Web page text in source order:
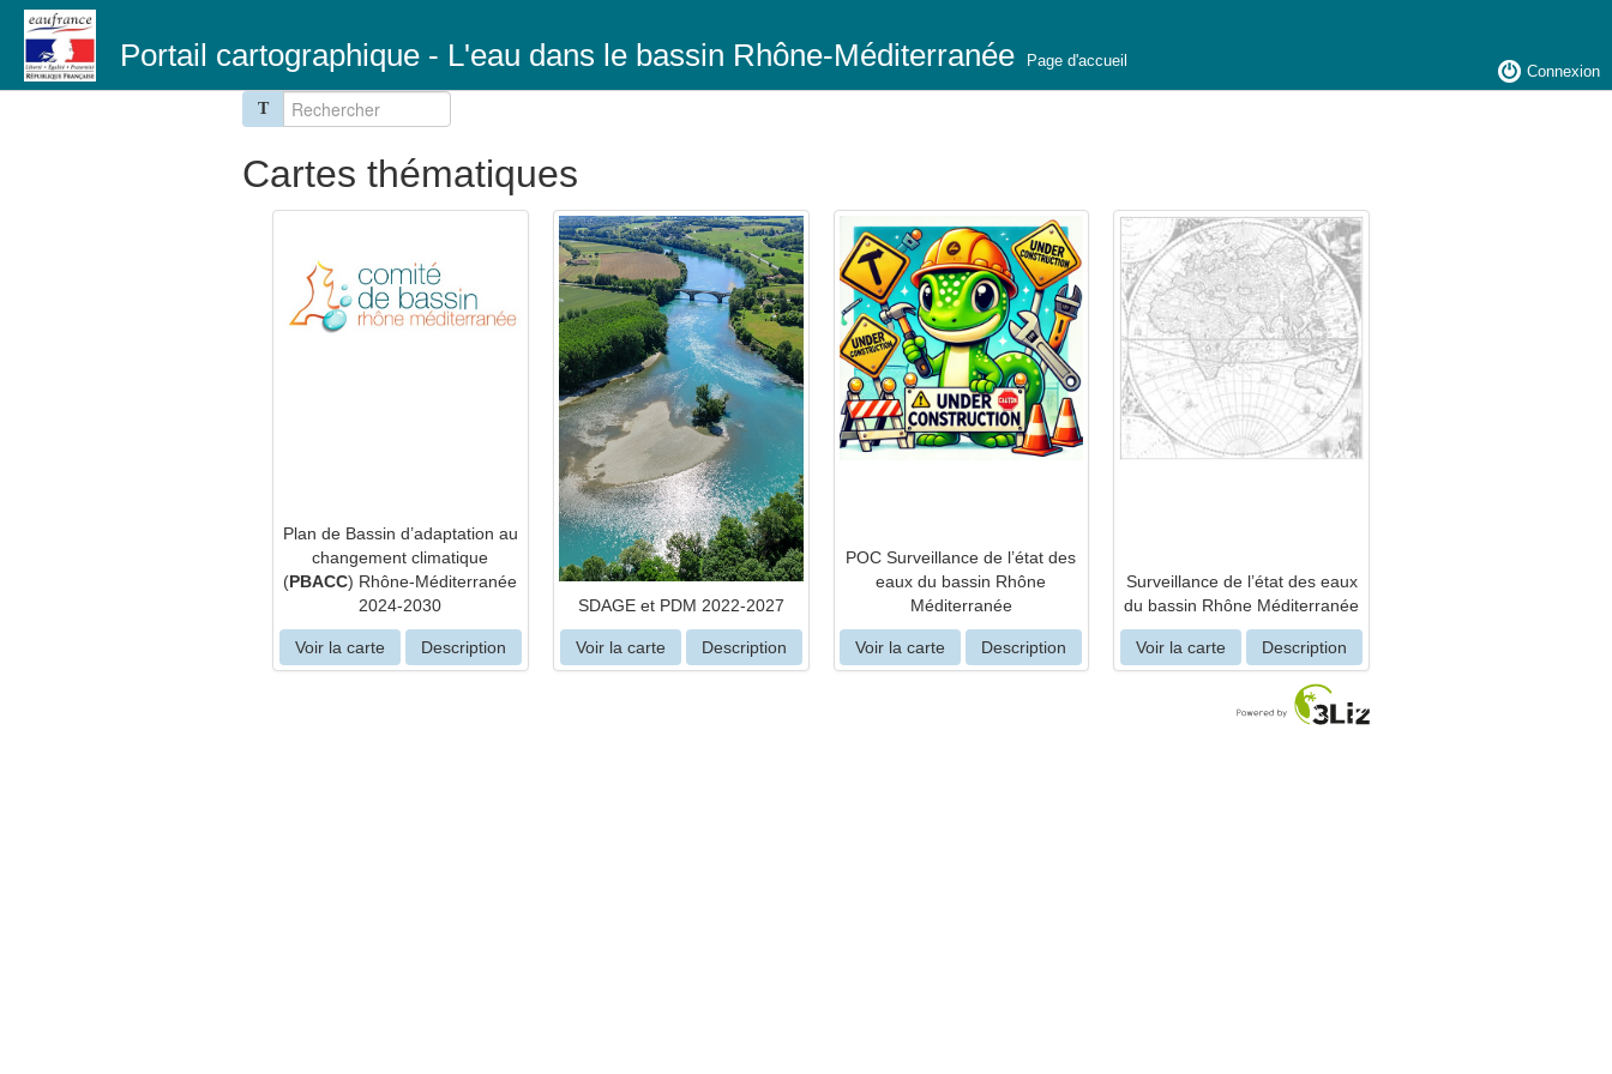
Portail cartographique - L'eau dans le bassin Rhône-Méditerranée Page d'accueil
Connexion
T
Cartes thématiques
Plan de Bassin d’adaptation au
changement climatique
(PBACC) Rhône-Méditerranée
2024-2030
Voir la carte Description
SDAGE et PDM 2022-2027
Voir la carte Description
POC Surveillance de l’état des
eaux du bassin Rhône
Méditerranée
Voir la carte Description
Surveillance de l’état des eaux
du bassin Rhône Méditerranée
Voir la carte Description